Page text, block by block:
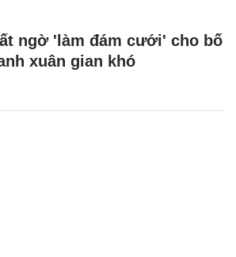
ngờ 'làm đám cưới' cho bố
xuân gian khó